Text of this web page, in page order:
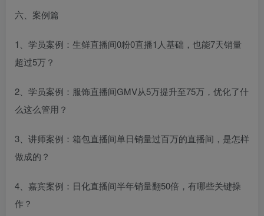
六、案例篇
1、学员案例：生鲜直播间0粉0直播1人基础，也能7天销量
超过5万？
2、学员案例：服饰直播间GMV从5万提升至75万，优化了什
么这么管用？
3、讲师案例：箱包直播间单日销量过百万的直播间，是怎样
做成的？
4、嘉宾案例：日化直播间半年销量翻50倍，有哪些关键操
作？